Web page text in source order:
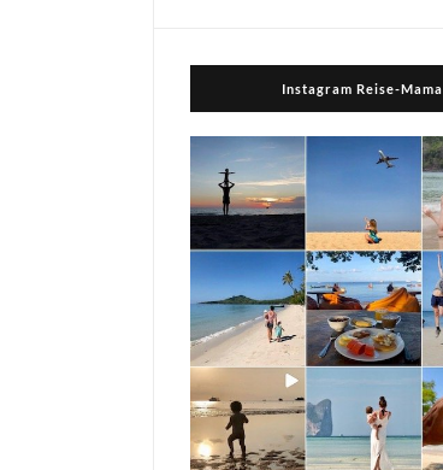
Instagram Reise-Mama